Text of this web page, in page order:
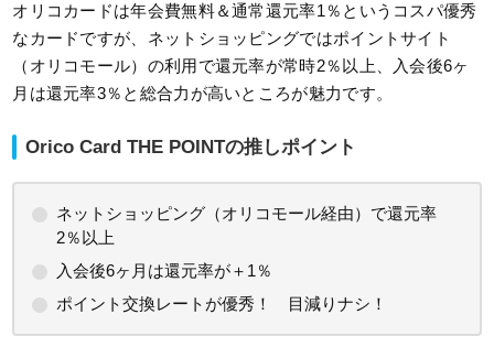
オリコカードは年会費無料＆通常還元率1％というコスパ優秀
なカードですが、ネットショッピングではポイントサイト
（オリコモール）の利用で還元率が常時2％以上、入会後6ヶ
月は還元率3％と総合力が高いところが魅力です。
Orico Card THE POINTの推しポイント
ネットショッピング（オリコモール経由）で還元率
2％以上
入会後6ヶ月は還元率が＋1％
ポイント交換レートが優秀！ 目減りナシ！